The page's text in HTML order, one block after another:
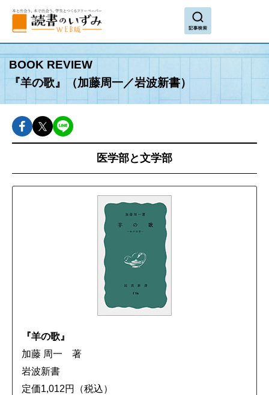
search
BOOK REVIEW
『羊の歌』（加藤周一／岩波新書）
facebookでshareできます
twitterでshareできます
医学部と文学部
『羊の歌』
加藤 周一 著
岩波新書
定価1,012円（税込）